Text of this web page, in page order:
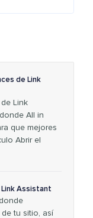
de Link
Link
All in
que mejores
Abrir el
Link Assistant
tu sitio, así